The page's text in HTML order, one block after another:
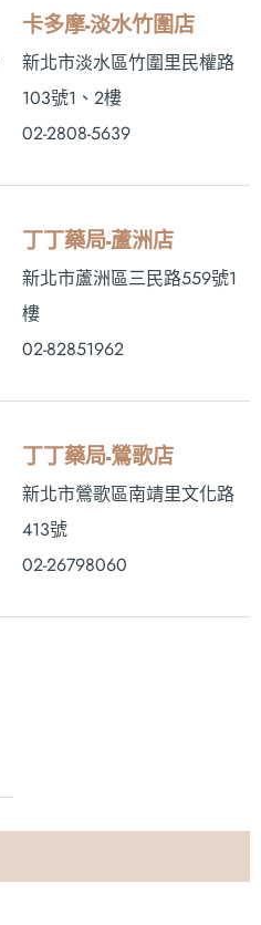
卡多摩-淡水竹圍店
新北市淡水區竹圍里民權路
103號1、2樓
02-2808-5639
丁丁藥局-蘆洲店
新北市蘆洲區三民路559號1
樓
02-82851962
丁丁藥局-鶯歌店
新北市鶯歌區南靖里文化路
413號
02-26798060